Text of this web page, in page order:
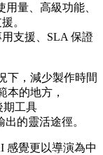
量、高級功能、
。
支援、SLA 保證
下，減少製作時間
本的地方，
期工具
出的靈活途徑。
感覺更以導演為中